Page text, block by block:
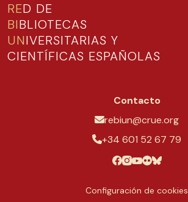
RED DE
BIBLIOTECAS
UNIVERSITARIAS Y
CIENTÍFICAS ESPAÑOLAS
Contacto
rebiun@crue.org
+34 601 52 67 79
Configuración de cookies